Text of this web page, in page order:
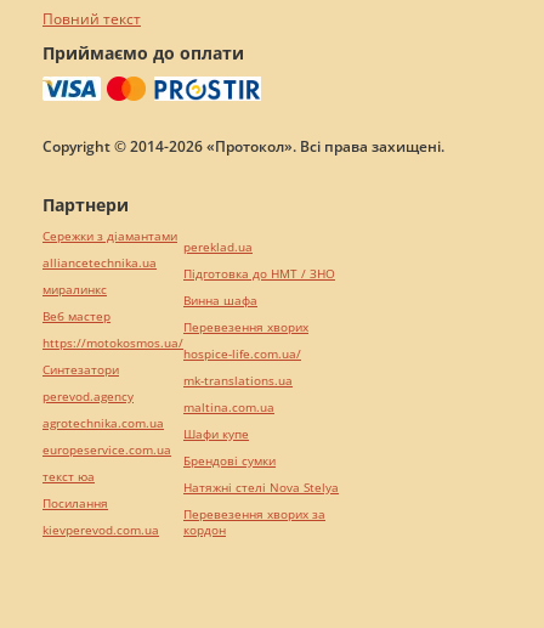
Повний текст
Приймаємо до оплати
Copyright © 2014-2026 «Протокол». Всі права захищені.
Партнери
Сережки з діамантами
alliancetechnika.ua
миралинкс
Веб мастер
https://motokosmos.ua/
Синтезатори
perevod.agency
agrotechnika.com.ua
europeservice.com.ua
текст юа
Посилання
kievperevod.com.ua
pereklad.ua
Підготовка до НМТ / ЗНО
Винна шафа
Перевезення хворих
hospice-life.com.ua/
mk-translations.ua
maltina.com.ua
Шафи купе
Брендові сумки
Натяжні стелі Nova Stelya
Перевезення хворих за
кордон